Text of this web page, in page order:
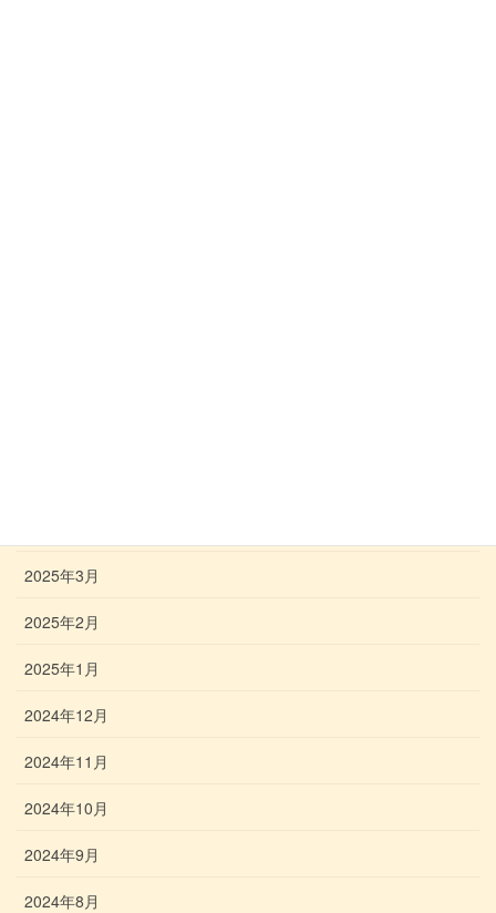
2025年3月
2025年2月
2025年1月
2024年12月
2024年11月
2024年10月
2024年9月
2024年8月